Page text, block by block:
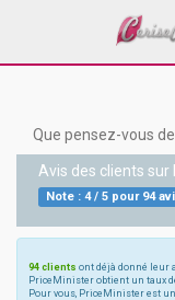
Que pensez-vous
Avis des clients sur
Note : 4/ 5pour 94
94 clients ont déjà donné leur
PriceMinister obtient un taux
Pour vous, PriceMinister est